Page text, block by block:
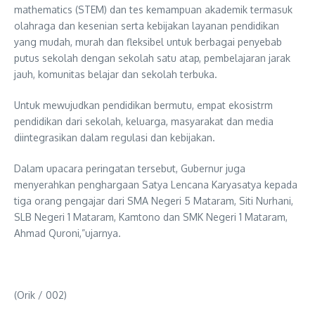
mathematics (STEM) dan tes kemampuan akademik termasuk
olahraga dan kesenian serta kebijakan layanan pendidikan
yang mudah, murah dan fleksibel untuk berbagai penyebab
putus sekolah dengan sekolah satu atap, pembelajaran jarak
jauh, komunitas belajar dan sekolah terbuka.
Untuk mewujudkan pendidikan bermutu, empat ekosistrm
pendidikan dari sekolah, keluarga, masyarakat dan media
diintegrasikan dalam regulasi dan kebijakan.
Dalam upacara peringatan tersebut, Gubernur juga
menyerahkan penghargaan Satya Lencana Karyasatya kepada
tiga orang pengajar dari SMA Negeri 5 Mataram, Siti Nurhani,
SLB Negeri 1 Mataram, Kamtono dan SMK Negeri 1 Mataram,
Ahmad Quroni,”ujarnya.
(Orik / 002)